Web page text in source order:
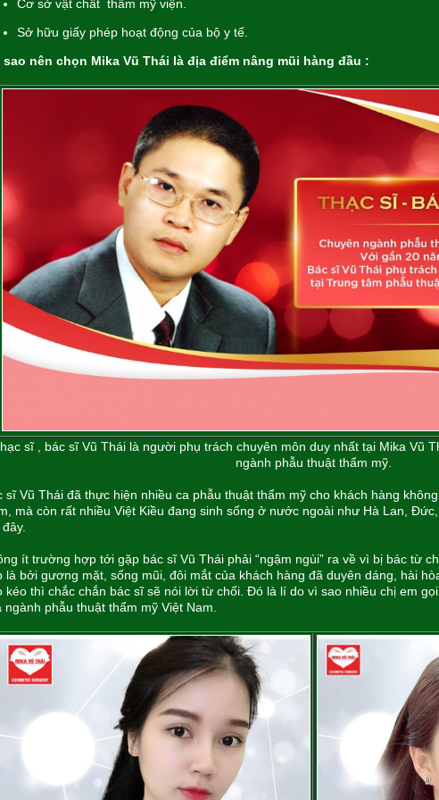
Cơ sở vật chất thẩm mỹ viện.
Sở hữu giấy phép hoạt động của bộ y tế.
sao nên chọn Mika Vũ Thái là địa điểm nâng mũi hàng đầu :
sĩ , bác sĩ Vũ Thái là người phụ trách chuyên môn duy nhất tại Mika Vũ
ngành phẫu thuật thẩm mỹ.
sĩ Vũ Thái đã thực hiện nhiều ca phẫu thuật thẩm mỹ cho khách hàng
mà còn rất nhiều Việt Kiều đang sinh sống ở nước ngoài như Hà Lan,
ít trường hợp tới gặp bác sĩ Vũ Thái phải “ngậm ngùi” ra về vì bị bác từ
là bởi gương mặt, sống mũi, đôi mắt của khách hàng đã duyên dáng, hài
kéo thì chắc chắn bác sĩ sẽ nói lời từ chối. Đó là lí do vì sao nhiều chị em
ngành phẫu thuật thẩm mỹ Việt Nam.